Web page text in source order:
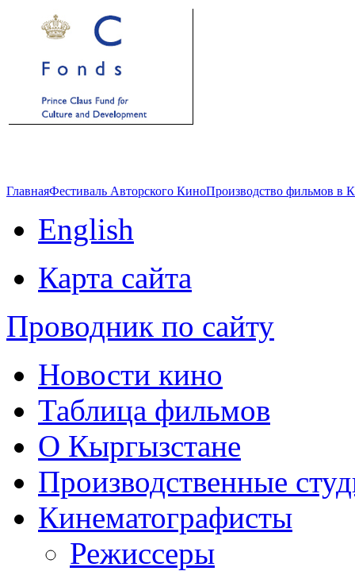
ГлавнаяФестиваль Авторского КиноПроизводство фильмов в
English
Карта сайта
Проводник по сайту
Новости кино
Таблица фильмов
О Кыргызстане
Производственные
Кинематографисты
Режиссеры